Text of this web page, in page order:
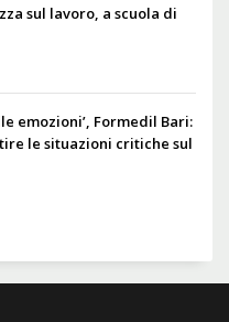
sul lavoro, a scuola di
emozioni’, Formedil Bari:
le situazioni critiche sul